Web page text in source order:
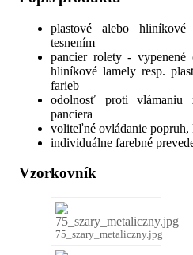
plastové alebo
tesnením
pancier rolety - vypenené
hliníkové lamely resp.
farieb
odolnosť proti vlámaniu
panciera
voliteľné ovládanie
individuálne farebné
Vzorkovník
75_szary_metaliczny.jpg